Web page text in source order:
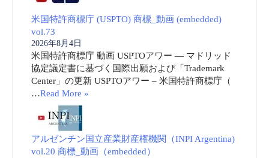
米国特許商標庁 (USPTO) 商標_動画 (embedded)
vol.73
2026年8月4日
米国特許商標庁 動画 USPTOアワー ― マドリッド
協定議定書に基づく国際出願および「Trademark
Center」の更新 USPTOアワー – 米国特許商標庁（
…Read More »
アルゼンチン国立産業財産権機関（INPI Argentina)
vol.20 商標_動画（embedded）